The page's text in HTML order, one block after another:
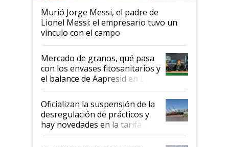
Murió Jorge Messi, el padre de
Lionel Messi: el empresario tuvo un
vínculo con el campo
Mercado de granos, qué pasa
con los envases fitosanitarios y
el balance de Aapresid en La
Posta
Oficializan la suspensión de la
desregulación de prácticos y
hay novedades en la tarifa de
la hidrovía